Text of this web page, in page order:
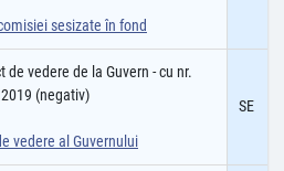
sesizate în fond
de vedere de la Guvern - cu nr.
(negativ)
vedere al Guvernului
SE